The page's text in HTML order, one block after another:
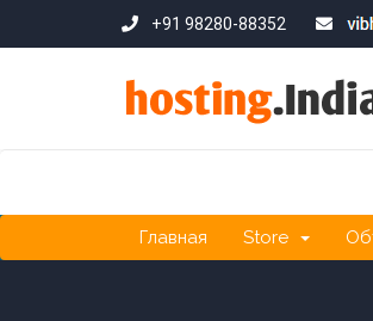
+91 98280-88352
Главная Store